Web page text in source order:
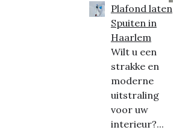
Plafond laten
Spuiten in
Haarlem
Wilt u een
strakke en
moderne
uitstraling
voor uw
interieur?...